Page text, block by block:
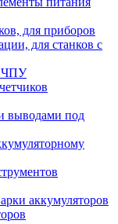
для приборов
для станков с
ЧПУ
выводами под
аккумуляторов